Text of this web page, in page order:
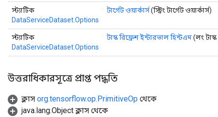
স্ট্যাটিক
DataServiceDataset.Options
টার্গেট ওয়ার্কার্স(স্ট্রিং টার্গেট ওয়ার্কার্স)
স্ট্যাটিক
DataServiceDataset.Options
টাস্ক রিফ্রেশ ইন্টারভাল হিন্টএম(লং
উত্তরাধিকারসূত্রে প্রাপ্ত পদ্ধতি
ক্লাস org.tensorflow.op.PrimitiveOp থেকে
java.lang.Object ক্লাস থেকে